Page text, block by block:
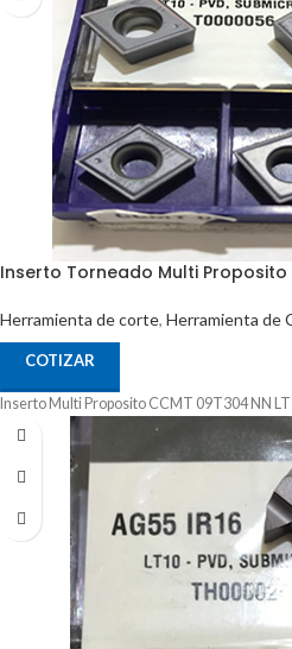
Inserto Torneado Multi Proposito
Herramienta de corte, Herramienta de
COTIZAR
Inserto Multi Proposito CCMT 09T304 NN